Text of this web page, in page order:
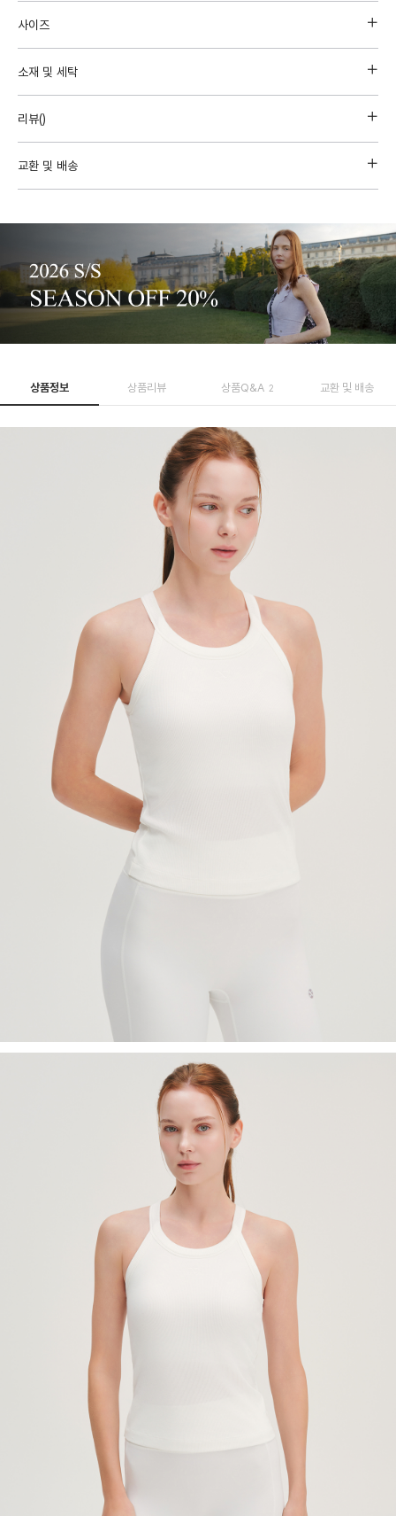
사이즈
소재 및 세탁
리뷰()
교환 및 배송
상품정보 상품리뷰 상품Q&A 2 교환 및 배송